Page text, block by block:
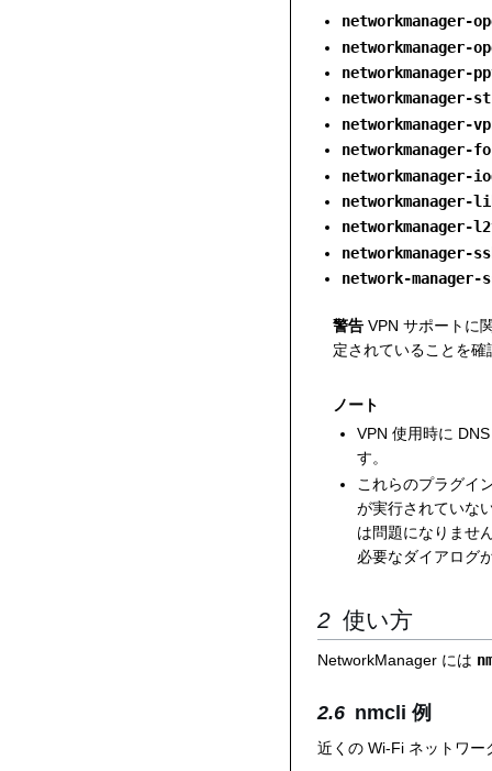
networkmanager-
networkmanager-
networkmanager-
networkmanager-
networkmanager-
networkmanager-
networkmanager-
networkmanager-
networkmanager-
networkmanager-
network-manager-
警告 VPN サポートに
定されていることを確
ノート
VPN 使用時に
す。
これらのプラグイ
が実行されていな
は問題になりませ
必要なダイアログ
使い方
NetworkManager には
nmcli 例
近くの Wi-Fi ネットワー